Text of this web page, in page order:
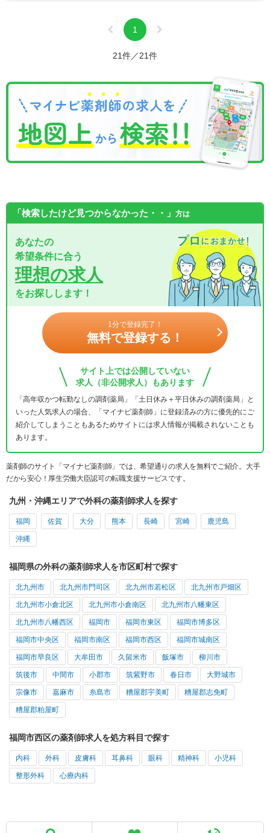
1
21件／21件
「検索したけど見つからなかった・・」 方は
あなたの
希望条件に合う
理想の求人
をお探しします！
1分で登録完了！
無料で登録する！
サイト上では公開していない
求人（非公開求人）もあります
「高年収かつ転勤なしの調剤薬局」「土日休み＋平日休みの調剤薬局」と
いった人気求人の場合、「マイナビ薬剤師」に登録済みの方に優先的にご
紹介してしまうこともあるためサイトには求人情報が掲載されないことも
あります。
薬剤師のサイト「マイナビ薬剤師」では、希望通りの求人を無料でご紹介。大手
だから安心！厚生労働大臣認可の転職支援サービスです。
九州・沖縄エリアで外科の薬剤師求人を探す
福岡 佐賀 大分 熊本 長崎 宮崎 鹿児島
沖縄
福岡県の外科の薬剤師求人を市区町村で探す
北九州市 北九州市門司区 北九州市若松区 北九州市戸畑区
北九州市小倉北区 北九州市小倉南区 北九州市八幡東区
北九州市八幡西区 福岡市 福岡市東区 福岡市博多区
福岡市中央区 福岡市南区 福岡市西区 福岡市城南区
福岡市早良区 大牟田市 久留米市 飯塚市 柳川市
筑後市 中間市 小郡市 筑紫野市 春日市 大野城市
宗像市 嘉麻市 糸島市 糟屋郡宇美町 糟屋郡志免町
糟屋郡粕屋町
福岡市西区の薬剤師求人を処方科目で探す
内科 外科 皮膚科 耳鼻科 眼科 精神科 小児科
整形外科 心療内科